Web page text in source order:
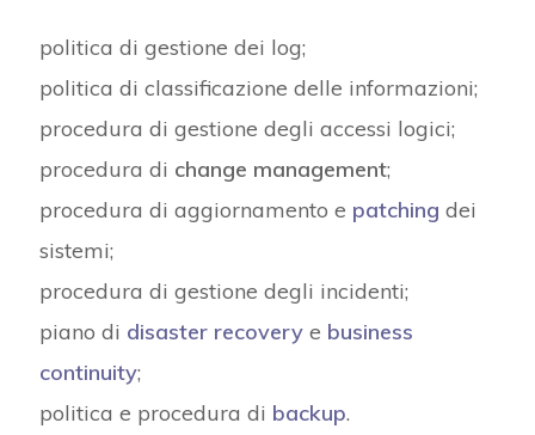
politica di gestione dei log;
politica di classificazione delle informazioni;
procedura di gestione degli accessi logici;
procedura di change management;
procedura di aggiornamento e patching dei
sistemi;
procedura di gestione degli incidenti;
piano di disaster recovery e business
continuity;
politica e procedura di backup.